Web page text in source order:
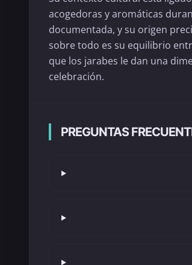
acogedoras y aromáticas
documentada, y su origen
sobre todo es su equilibrio
que los jarabes le dan una
celebración.
PREGUNTAS